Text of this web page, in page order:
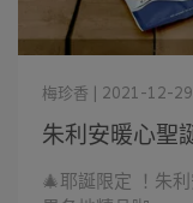
朱利安暖心聖
梅珍香 | 2021-12-29
🎄耶誕限定 ！朱